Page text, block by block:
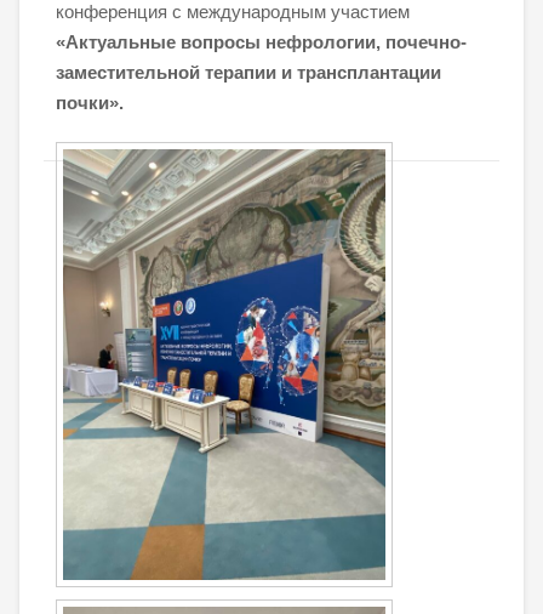
конференция с международным участием
«Актуальные вопросы нефрологии, почечно-
заместительной терапии и трансплантации
почки».